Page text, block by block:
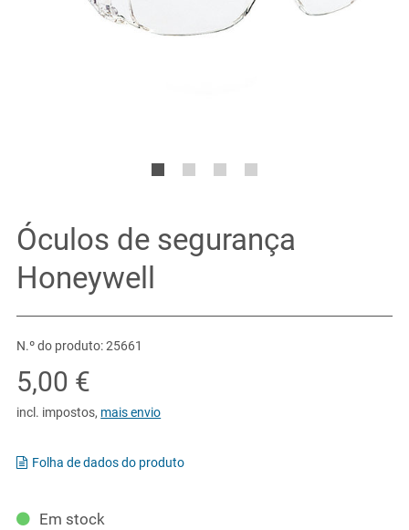
Óculos de segurança
Honeywell
N.º do produto: 25661
5,00 €
incl. impostos, mais envio
Folha de dados do produto
Em stock